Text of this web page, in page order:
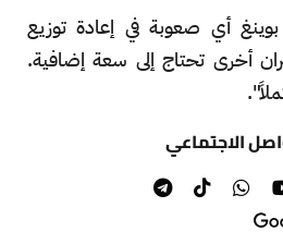
أي صعوبة في إعادة توزيع
أخرى تحتاج إلى سعة إضافية.
الاجتماعي